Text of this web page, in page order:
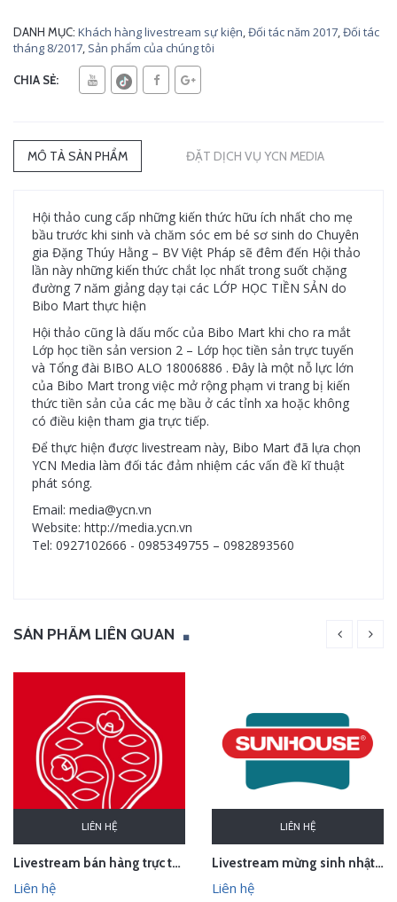
DANH MỤC: Khách hàng livestream sự kiện,Đối tác năm 2017,Đối tác
tháng 8/2017, Sản phẩm của chúng tôi
CHIA SẺ:
MÔ TẢ SẢN PHẨM ĐẶT DỊCH VỤ YCN MEDIA
Hội thảo cung cấp những kiến thức hữu ích nhất cho mẹ
bầu trước khi sinh và chăm sóc em bé sơ sinh do Chuyên
gia Đặng Thúy Hằng – BV Việt Pháp sẽ đêm đến Hội thảo
lần này những kiến thức chắt lọc nhất trong suốt chặng
đường 7 năm giảng dạy tại các LỚP HỌC TIỀN SẢN do
Bibo Mart thực hiện
Hội thảo cũng là dấu mốc của Bibo Mart khi cho ra mắt
Lớp học tiền sản version 2 – Lớp học tiền sản trực tuyến
và Tổng đài BIBO ALO 18006886 . Đây là một nỗ lực lớn
của Bibo Mart trong việc mở rộng phạm vi trang bị kiến
thức tiền sản của các mẹ bầu ở các tỉnh xa hoặc không
có điều kiện tham gia trực tiếp.
Để thực hiện được livestream này, Bibo Mart đã lựa chọn
YCN Media làm đối tác đảm nhiệm các vấn đề kĩ thuật
phát sóng.
Email: media@ycn.vn
Website: http://media.ycn.vn
Tel: 0927102666 - 0985349755 – 0982893560
SẢN PHẨM LIÊN QUAN
LIÊN HỆ
Livestream bán hàng trực tuyến cho thương hiệu mỹ phẩm Shiseido
Liên hệ
LIÊN HỆ
Livestream mừng sinh nhật Sunhouse
Liên hệ